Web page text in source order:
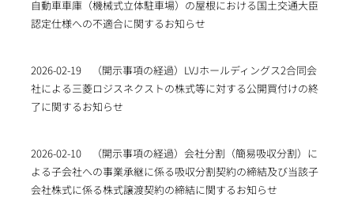
自動車車庫（機械式立体駐車場）の屋根における国土交通大臣
認定仕様への不適合に関するお知らせ
2026-02-19
（開示事項の経過）LVJホールディングス2合同会
社による三菱ロジスネクストの株式等に対する公開買付けの終
了に関するお知らせ
2026-02-10
（開示事項の経過）会社分割（簡易吸収分割）に
よる子会社への事業承継に係る吸収分割契約の締結及び当該子
会社株式に係る株式譲渡契約の締結に関するお知らせ